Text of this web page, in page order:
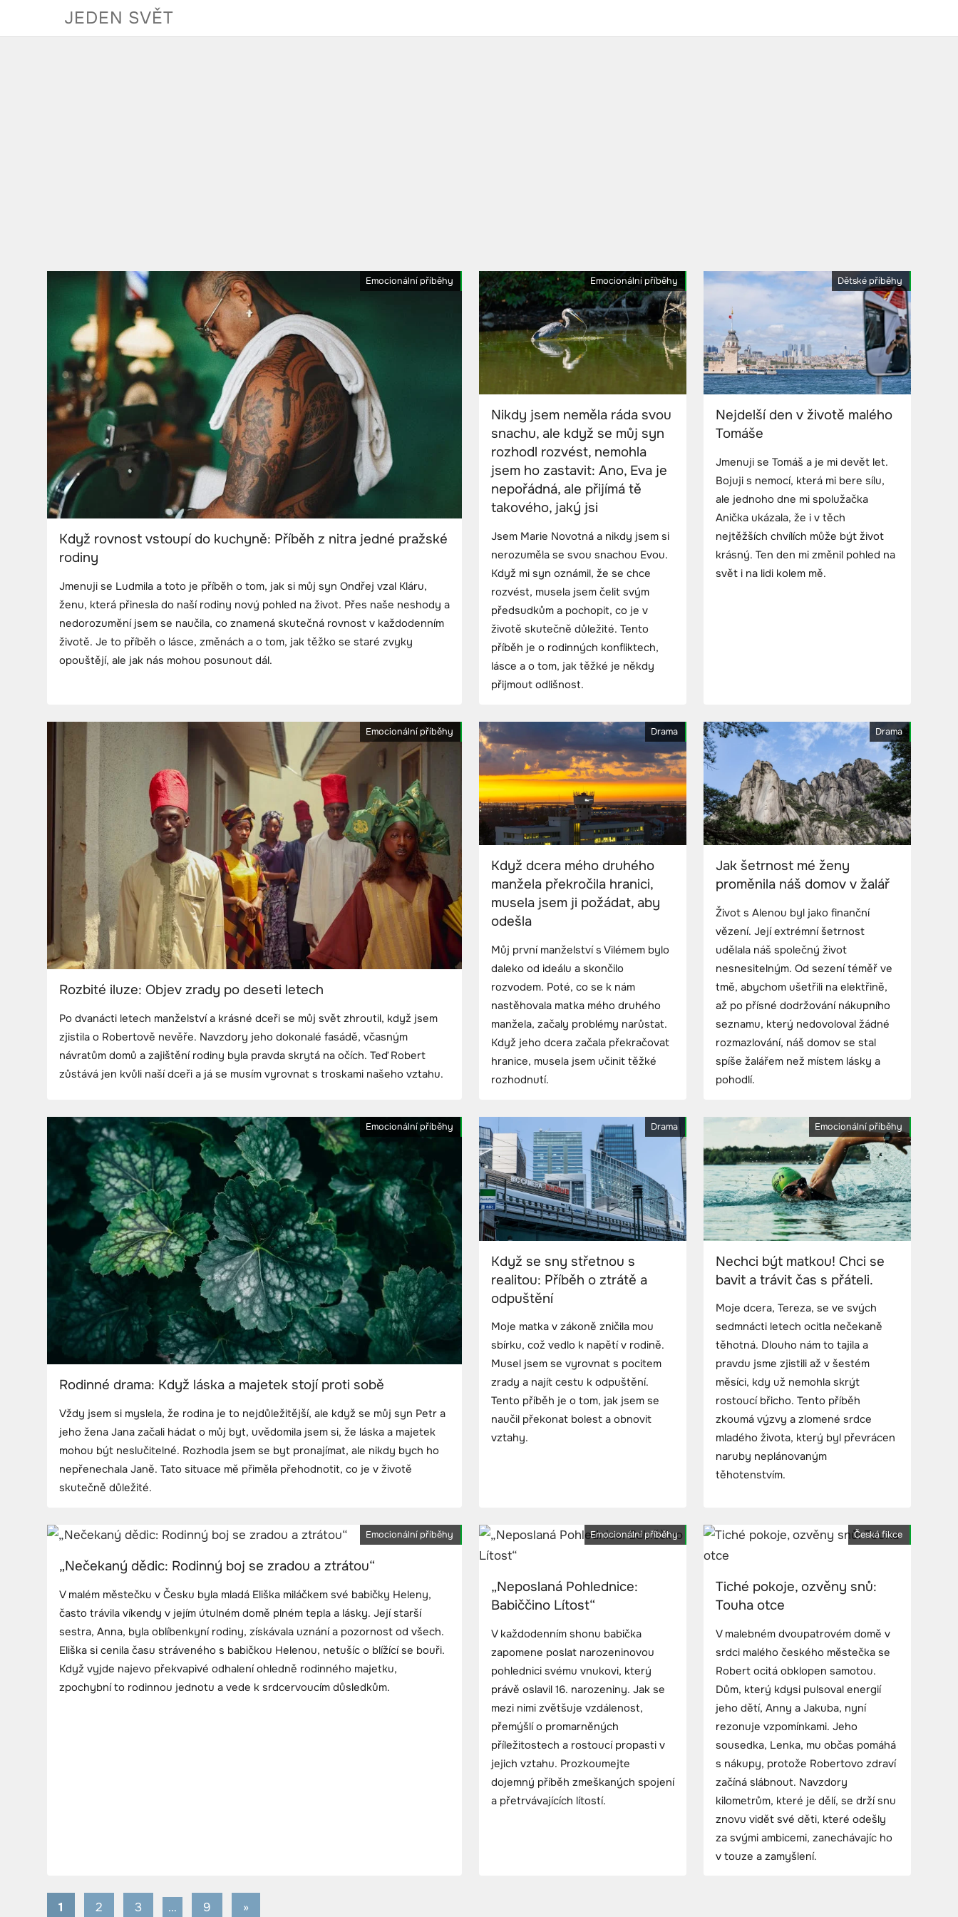
JEDEN SVĚT
Emocionální příběhy
Když rovnost vstoupí do kuchyně: Příběh z nitra jedné pražské
rodiny
Jmenuji se Ludmila a toto je příběh o tom, jak si můj syn Ondřej vzal Kláru,
ženu, která přinesla do naší rodiny nový pohled na život. Přes naše neshody a
nedorozumění jsem se naučila, co znamená skutečná rovnost v každodenním
životě. Je to příběh o lásce, změnách a o tom, jak těžko se staré zvyky
opouštějí, ale jak nás mohou posunout dál.
Emocionální příběhy
Nikdy jsem neměla ráda svou
snachu, ale když se můj syn
rozhodl rozvést, nemohla
jsem ho zastavit: Ano, Eva je
nepořádná, ale přijímá tě
takového, jaký jsi
Jsem Marie Novotná a nikdy jsem si
nerozuměla se svou snachou Evou.
Když mi syn oznámil, že se chce
rozvést, musela jsem čelit svým
předsudkům a pochopit, co je v
životě skutečně důležité. Tento
příběh je o rodinných konfliktech,
lásce a o tom, jak těžké je někdy
přijmout odlišnost.
Dětské příběhy
Nejdelší den v životě malého
Tomáše
Jmenuji se Tomáš a je mi devět let.
Bojuji s nemocí, která mi bere sílu,
ale jednoho dne mi spolužačka
Anička ukázala, že i v těch
nejtěžších chvílích může být život
krásný. Ten den mi změnil pohled na
svět i na lidi kolem mě.
Emocionální příběhy
Rozbité iluze: Objev zrady po deseti letech
Po dvanácti letech manželství a krásné dceři se můj svět zhroutil, když jsem
zjistila o Robertově nevěře. Navzdory jeho dokonalé fasádě, včasným
návratům domů a zajištění rodiny byla pravda skrytá na očích. Teď Robert
zůstává jen kvůli naší dceři a já se musím vyrovnat s troskami našeho vztahu.
Drama
Když dcera mého druhého
manžela překročila hranici,
musela jsem ji požádat, aby
odešla
Můj první manželství s Vilémem bylo
daleko od ideálu a skončilo
rozvodem. Poté, co se k nám
nastěhovala matka mého druhého
manžela, začaly problémy narůstat.
Když jeho dcera začala překračovat
hranice, musela jsem učinit těžké
rozhodnutí.
Drama
Jak šetrnost mé ženy
proměnila náš domov v žalář
Život s Alenou byl jako finanční
vězení. Její extrémní šetrnost
udělala náš společný život
nesnesitelným. Od sezení téměř ve
tmě, abychom ušetřili na elektřině,
až po přísné dodržování nákupního
seznamu, který nedovoloval žádné
rozmazlování, náš domov se stal
spíše žalářem než místem lásky a
pohodlí.
Emocionální příběhy
Rodinné drama: Když láska a majetek stojí proti sobě
Vždy jsem si myslela, že rodina je to nejdůležitější, ale když se můj syn Petr a
jeho žena Jana začali hádat o můj byt, uvědomila jsem si, že láska a majetek
mohou být neslučitelné. Rozhodla jsem se byt pronajímat, ale nikdy bych ho
nepřenechala Janě. Tato situace mě přiměla přehodnotit, co je v životě
skutečně důležité.
Drama
Když se sny střetnou s
realitou: Příběh o ztrátě a
odpuštění
Moje matka v zákoně zničila mou
sbírku, což vedlo k napětí v rodině.
Musel jsem se vyrovnat s pocitem
zrady a najít cestu k odpuštění.
Tento příběh je o tom, jak jsem se
naučil překonat bolest a obnovit
vztahy.
Emocionální příběhy
Nechci být matkou! Chci se
bavit a trávit čas s přáteli.
Moje dcera, Tereza, se ve svých
sedmnácti letech ocitla nečekaně
těhotná. Dlouho nám to tajila a
pravdu jsme zjistili až v šestém
měsíci, kdy už nemohla skrýt
rostoucí břicho. Tento příběh
zkoumá výzvy a zlomené srdce
mladého života, který byl převrácen
naruby neplánovaným
těhotenstvím.
Emocionální příběhy
„Nečekaný dědic: Rodinný boj se zradou a ztrátou“
V malém městečku v Česku byla mladá Eliška miláčkem své babičky Heleny,
často trávila víkendy v jejím útulném domě plném tepla a lásky. Její starší
sestra, Anna, byla oblíbenkyní rodiny, získávala uznání a pozornost od všech.
Eliška si cenila času stráveného s babičkou Helenou, netušíc o blížící se bouři.
Když vyjde najevo překvapivé odhalení ohledně rodinného majetku,
zpochybní to rodinnou jednotu a vede k srdcervoucím důsledkům.
Emocionální příběhy
„Neposlaná Pohlednice:
Babiččino Lítost“
V každodenním shonu babička
zapomene poslat narozeninovou
pohlednici svému vnukovi, který
právě oslavil 16. narozeniny. Jak se
mezi nimi zvětšuje vzdálenost,
přemýšlí o promarněných
příležitostech a rostoucí propasti v
jejich vztahu. Prozkoumejte
dojemný příběh zmeškaných spojení
a přetrvávajících lítostí.
Česká fikce
Tiché pokoje, ozvěny snů:
Touha otce
V malebném dvoupatrovém domě v
srdci malého českého městečka se
Robert ocitá obklopen samotou.
Dům, který kdysi pulsoval energií
jeho dětí, Anny a Jakuba, nyní
rezonuje vzpomínkami. Jeho
sousedka, Lenka, mu občas pomáhá
s nákupy, protože Robertovo zdraví
začíná slábnout. Navzdory
kilometrům, které je dělí, se drží snu
znovu vidět své děti, které odešly
za svými ambicemi, zanechávajíc ho
v touze a zamyšlení.
1 2 3 … 9 Next
»